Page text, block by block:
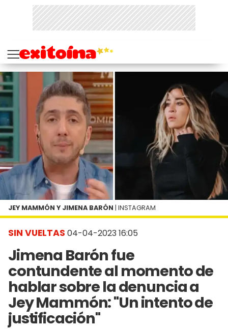
SIN VUELTAS 04-04-2023 16:05
Jimena Barón fue
contundente al momento de
hablar sobre la denuncia a
Jey Mammón: "Un intento de
justificación"
JEY MAMMÓN Y JIMENA BARÓN | INSTAGRAM